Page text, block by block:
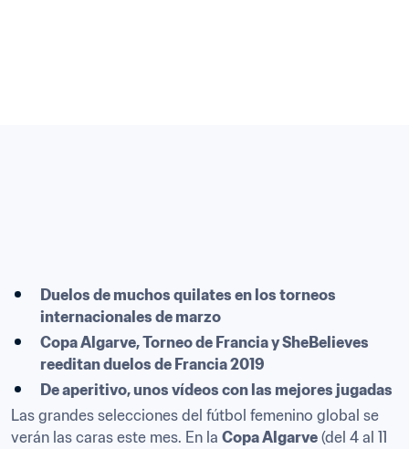
Duelos de muchos quilates en los torneos
internacionales de marzo
Copa Algarve, Torneo de Francia y SheBelieves
reeditan duelos de Francia 2019
De aperitivo, unos vídeos con las mejores jugadas
Las grandes selecciones del fútbol femenino global se
verán las caras este mes. En la Copa Algarve (del 4 al 11